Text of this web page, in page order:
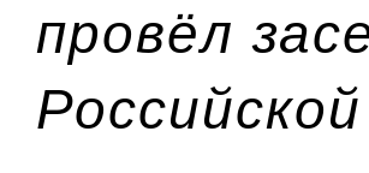
провёл